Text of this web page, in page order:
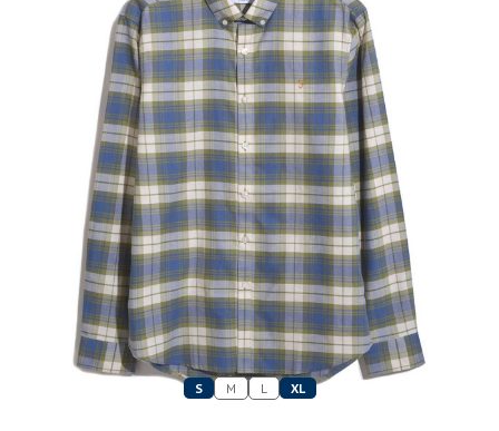
S M L XL